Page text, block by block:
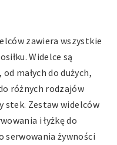
zawiera wszystkie
Widelce są
małych do dużych,
różnych rodzajów
stek. Zestaw widelców
i łyżkę do
serwowania żywności